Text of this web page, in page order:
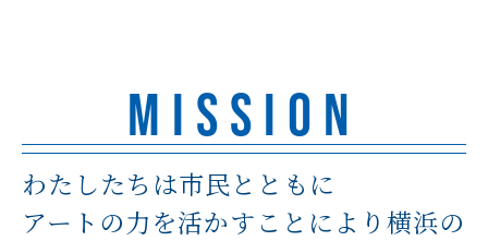
MISSION
わたしたちは市民とともに
アートの力を活かすことにより横浜の